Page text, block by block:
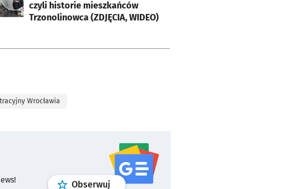
czyli historie mieszkańców
Trzonolinowca (ZDJĘCIA, WIDEO)
Wrocławia
Obserwuj profilgoogle news